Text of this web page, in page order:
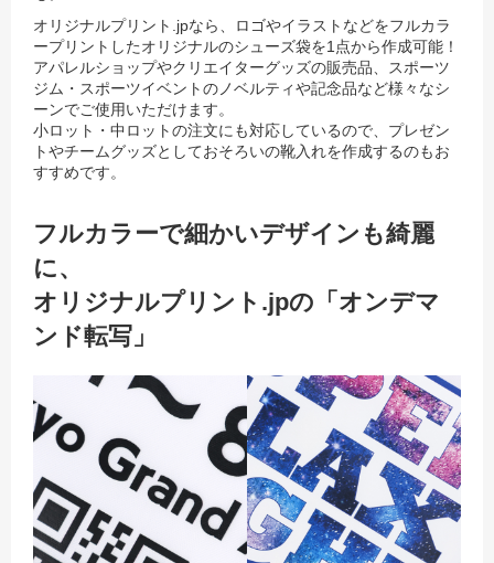
オリジナルプリント.jpなら、ロゴやイラストなどをフルカラ
ープリントしたオリジナルのシューズ袋を1点から作成可能！
アパレルショップやクリエイターグッズの販売品、スポーツ
ジム・スポーツイベントのノベルティや記念品など様々なシ
ーンでご使用いただけます。
小ロット・中ロットの注文にも対応しているので、プレゼン
トやチームグッズとしておそろいの靴入れを作成するのもお
すすめです。
フルカラーで細かいデザインも綺麗
に、
オリジナルプリント.jpの「オンデマ
ンド転写」